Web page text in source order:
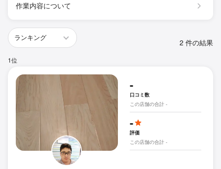
作業内容について
2 件の結果
1位
-
口コミ数
この店舗の合計 -
-
評価
この店舗の合計 -